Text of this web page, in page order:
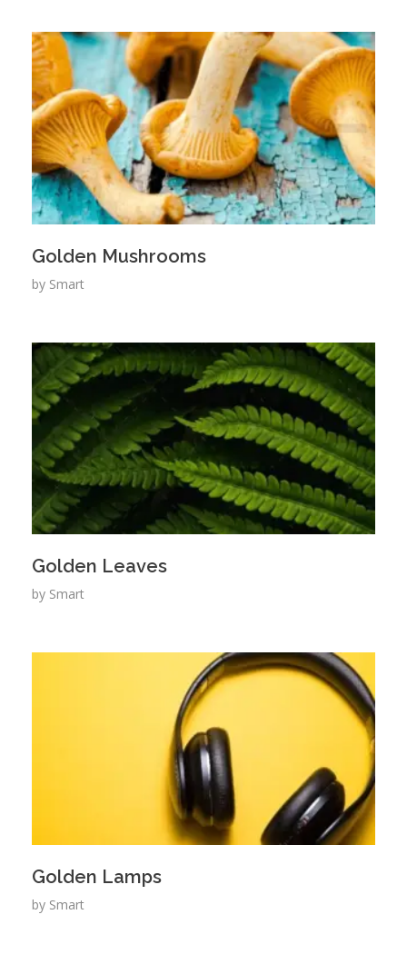
Golden Mushrooms
by Smart
Golden Leaves
by Smart
Golden Lamps
by Smart